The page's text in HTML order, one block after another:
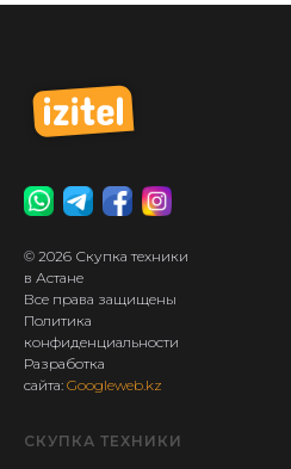
© 2026 Скупка техники
в Астане
Все права защищены
Политика
конфиденциальности
Разработка
сайта: Googleweb.kz
СКУПКА ТЕХНИКИ